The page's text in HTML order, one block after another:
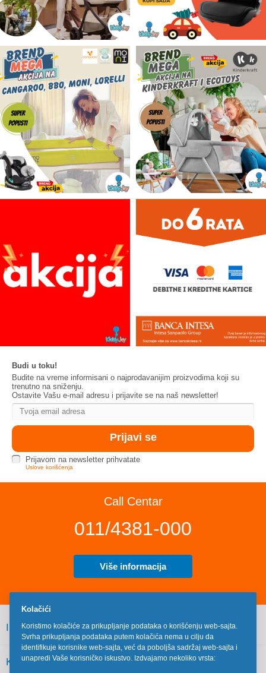
Budi u toku!
Budite na vreme informisani o najprodavanijim proizvodima koji su
trenutno na sniženju.
Ostavite Vašu e-mail adresu i prijavite se na naš newsletter!
Prijavom na newsletter prihvatate
Uslove korišćenja
Call Centar
011/4381-000
Više informacija
INFORMACIJE
KORISNIČKI SERVIS
Kolačići
Koristimo kolačiće za prikupljanje podataka o korišćenju web-sajta.
Svrha prikupljanja podataka putem kolačića nema u cilju da
identifikuje korisnike web-sajta, već da poboljša sadržaj web-sajta i
unapredi Vaše korisničko iskustvo. Izdvajamo nekoliko vrsta: